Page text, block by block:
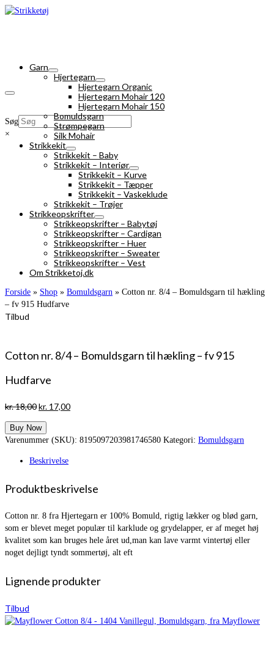
Søg
×
Garn
Hjertegarn
Hjertegarn Organic
Hjertegarn Mohair 120
Hjertegarn Mohair 150
Bomuldsgarn
Strømpegarn
Silk Mohair
Strikkekit
Strikkekit – Baby
Strikkekit – Interiør
Strikkekit – Kurve
Strikkekit – Tæpper
Strikkekit – Vaskeklude
Strikkekit – Trøjer
Strikkeopskrifter
Strikkeopskrifter – Babytøj
Strikkeopskrifter – Cardigan
Strikkeopskrifter – Huer
Strikkeopskrifter – Sweater
Strikkeopskrifter – Vest
Om Strikketoj.dk
Forside » Shop » Bomuldsgarn » Cotton nr. 8/4 – Bomuldsgarn til hækling
– fv 915 Hudfarve
Tilbud
Cotton nr. 8/4 – Bomuldsgarn til hækling – fv 915
Hudfarve
kr.18,00Den
pris
var:
kr. 17,00Den
er:
Buy Now
Varenummer (SKU): 8195097203981746580 Kategori: Bomuldsgarn
Beskrivelse
Produktbeskrivelse
Cotton nr. 8 fra Hjertegarn er 100% Bomuld, rigtig lækker og blød garn,
som er blevet meget populær til karklude og grydelapper, er af meget høj
kvalitet som kan bruges hele året ud,man kan lave varmt vintertøj eller
noget dejligt tyndt sommertøj, alt eft
Lignende produkter
Tilbud